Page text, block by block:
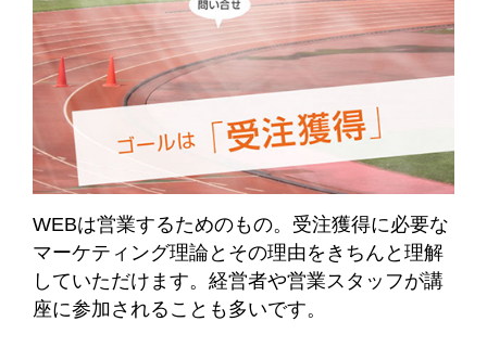
WEBは営業するためのもの。受注獲得に必要な
マーケティング理論とその理由をきちんと理解
していただけます。経営者や営業スタッフが講
座に参加されることも多いです。